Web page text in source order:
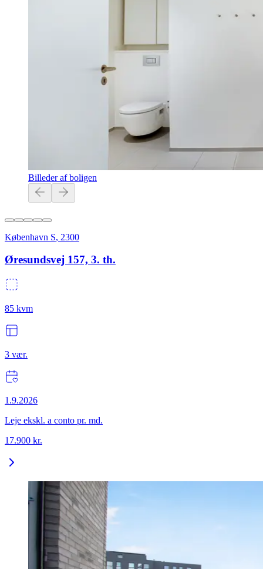
Billeder af boligen
København S, 2300
Øresundsvej 157, 3. th.
85 kvm
3 vær.
1.9.2026
Leje ekskl. a conto pr. md.
17.900 kr.